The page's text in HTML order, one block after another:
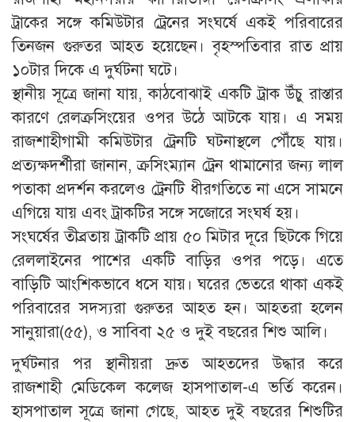
ট্রাকের সঙ্গে কমিউটার ট্রেনের সংঘর্ষে একই পরিবারের
তিনজন গুরুতর আহত হয়েছেন। বৃহস্পতিবার রাত প্রায়
১০টার দিকে এ দুর্ঘটনা ঘটে।
স্থানীয় সূত্রে জানা যায়, কাঠবোঝাই একটি ট্রাক উঁচু রাস্তার
কারণে রেলক্রসিংয়ের ওপর উঠে আটকে যায়। এ সময়
রাজশাহীগামী কমিউটার ট্রেনটি ঘটনাস্থলে পৌঁছে যায়।
প্রত্যক্ষদর্শীরা জানান, ক্রসিংম্যান ট্রেন থামানোর জন্য লাল
পতাকা প্রদর্শন করলেও ট্রেনটি ধীরগতিতে না এসে সামনে
এগিয়ে যায় এবং ট্রাকটির সঙ্গে সজোরে সংঘর্ষ হয়।
সংঘর্ষের তীব্রতায় ট্রাকটি প্রায় ৫০ মিটার দূরে ছিটকে গিয়ে
রেললাইনের পাশের একটি বাড়ির ওপর পড়ে। এতে
বাড়িটি আংশিকভাবে ধসে যায়। ঘরের ভেতরে থাকা একই
পরিবারের সদস্যরা গুরুতর আহত হন। আহতরা হলেন
সানুয়ারা(৫৫), ও সাবিবা ২৫ ও দুই বছরের শিশু আলি।
দুর্ঘটনার পর স্থানীয়রা দ্রুত আহতদের উদ্ধার করে
রাজশাহী মেডিকেল কলেজ হাসপাতাল-এ ভর্তি করেন।
হাসপাতাল সূত্রে জানা গেছে, আহত দুই বছরের শিশুটির